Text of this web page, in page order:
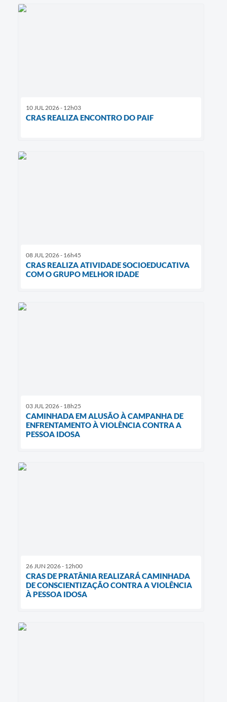
10 JUL 2026 - 12h03
CRAS REALIZA ENCONTRO DO PAIF
08 JUL 2026 - 16h45
CRAS REALIZA ATIVIDADE SOCIOEDUCATIVA
COM O GRUPO MELHOR IDADE
03 JUL 2026 - 18h25
CAMINHADA EM ALUSÃO À CAMPANHA DE
ENFRENTAMENTO À VIOLÊNCIA CONTRA A
PESSOA IDOSA
26 JUN 2026 - 12h00
CRAS DE PRATÂNIA REALIZARÁ CAMINHADA
DE CONSCIENTIZAÇÃO CONTRA A VIOLÊNCIA
À PESSOA IDOSA